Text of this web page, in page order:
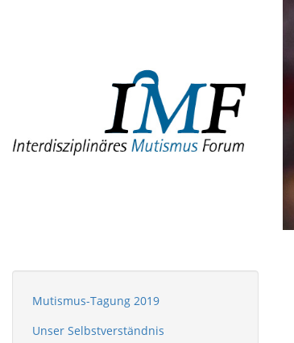
Mutismus-Tagung 2019
Unser Selbstverständnis